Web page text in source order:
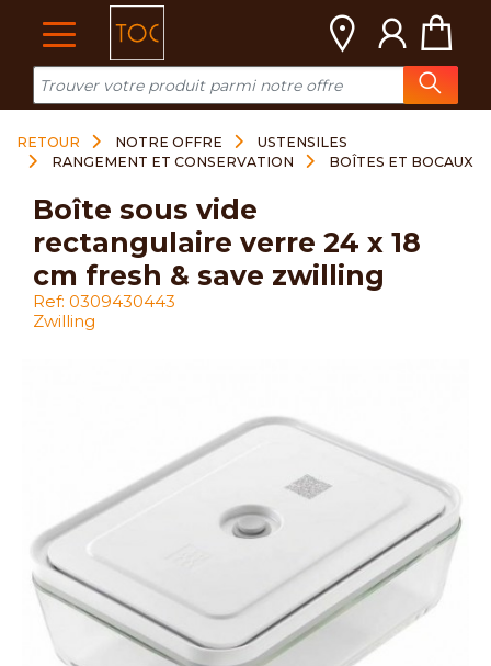
RETOUR NOTRE OFFRE
USTENSILES
RANGEMENT ET CONSERVATION
BOÎTES ET BOCAUX
boîte sous vide
rectangulaire verre 24 x 18
cm fresh & save zwilling
Ref: 0309430443
Zwilling
Cookies management panel